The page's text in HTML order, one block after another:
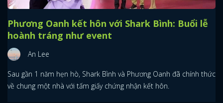
Phương Oanh kết hôn với Shark Bình: Buổi lễ
hoành tráng như event
An Lee
Sau gần 1 năm hẹn hò, Shark Bình và Phương Oanh đã chính thức
về chung một nhà với tấm giấy chứng nhận kết hôn.